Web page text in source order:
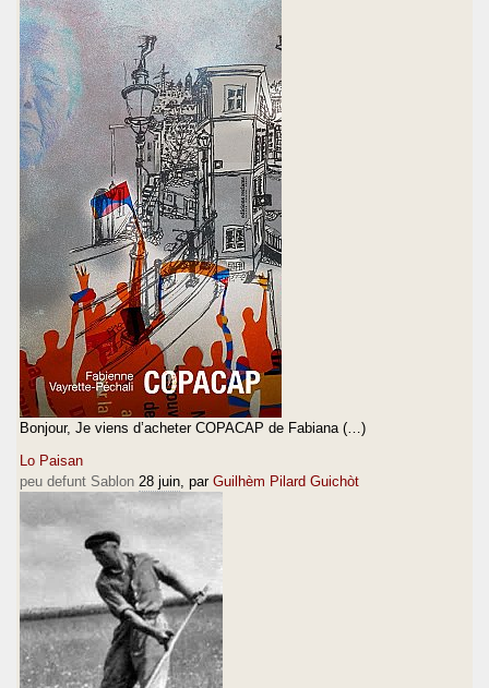
Bonjour, Je viens d’acheter COPACAP de Fabiana (…)
Lo Paisan
peu defunt Sablon 28 juin, par Guilhèm Pilard Guichòt